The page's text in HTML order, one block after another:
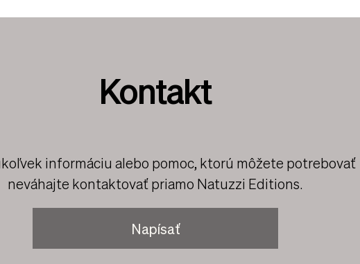
Kontakt
informáciu alebo pomoc, ktorú môžete potrebovať
neváhajte kontaktovať priamo Natuzzi Editions.
Napísať